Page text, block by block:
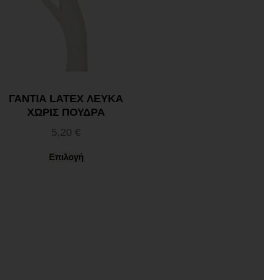
ΓΑΝΤΙΑ LATEX ΛΕΥΚΑ
ΧΩΡΙΣ ΠΟΥΔΡΑ
5,20 €
Επιλογή